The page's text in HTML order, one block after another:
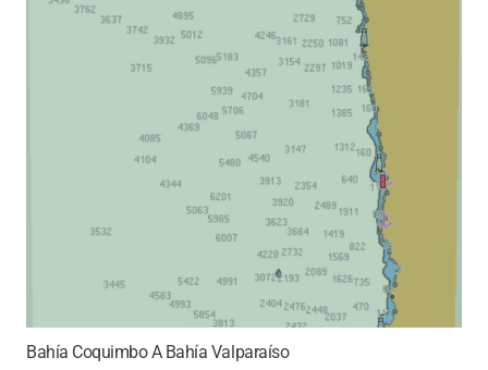
Bahía Coquimbo A Bahía Valparaíso